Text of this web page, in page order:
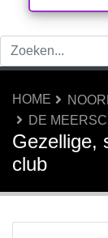
HOME
DE
Gezellige,
club